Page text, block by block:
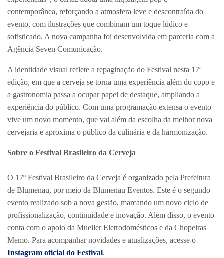
contemporânea, reforçando a atmosfera leve e descontraída do
evento, com ilustrações que combinam um toque lúdico e
sofisticado. A nova campanha foi desenvolvida em parceria com a
Agência Seven Comunicação.
A identidade visual reflete a repaginação do Festival nesta 17ª
edição, em que a cerveja se torna uma experiência além do copo e
a gastronomia passa a ocupar papel de destaque, ampliando a
experiência do público. Com uma programação extensa o evento
vive um novo momento, que vai além da escolha da melhor nova
cervejaria e aproxima o público da culinária e da harmonização.
Sobre o Festival Brasileiro da Cerveja
O 17º Festival Brasileiro da Cerveja é organizado pela Prefeitura
de Blumenau, por meio da Blumenau Eventos. Este é o segundo
evento realizado sob a nova gestão, marcando um novo ciclo de
profissionalização, continuidade e inovação. Além disso, o evento
conta com o apoio da Mueller Eletrodomésticos e da Chopeiras
Memo. Para acompanhar novidades e atualizações, acesse o
Instagram oficial do Festival.